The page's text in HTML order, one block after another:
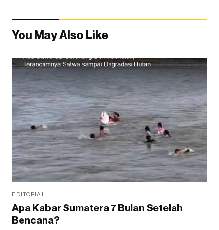
You May Also Like
EDITORIAL
Apa Kabar Sumatera 7 Bulan Setelah
Bencana?